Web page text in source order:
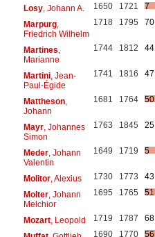
Losy, Johann A. 1650 1721
7
Marpurg,
Friedrich Wilhelm
1718 1795 70
Martines
Marianne
1744 1812 44
Martini, Jean-
Paul-Égide
1741 1816 47
Mattheson,
Johann
1681 1764 50
Mayr, Johannes
Simon
1763 1845 25
Meder, Johann
Valentin
1649 1719 5
Molitor, Alexius 1730 1773
43
Molter, Johann
Melchior
1695 1765 51
Mozart, Leopold 1719 1787
68
1690 1770
56